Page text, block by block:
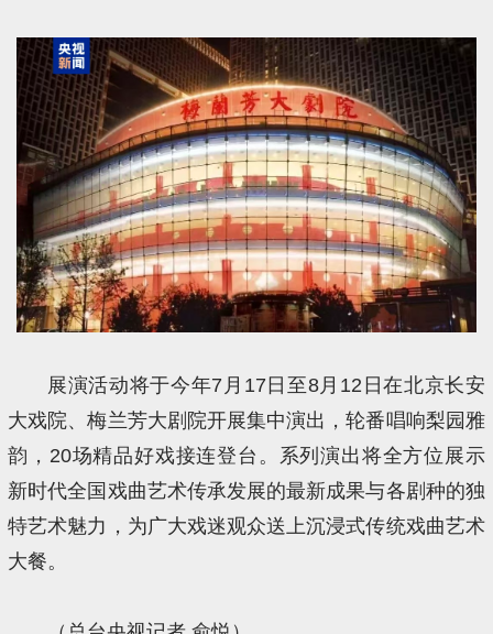
展演活动将于今年7月17日至8月12日在北京长安
大戏院、梅兰芳大剧院开展集中演出，轮番唱响梨园雅
韵，20场精品好戏接连登台。系列演出将全方位展示
新时代全国戏曲艺术传承发展的最新成果与各剧种的独
特艺术魅力，为广大戏迷观众送上沉浸式传统戏曲艺术
大餐。